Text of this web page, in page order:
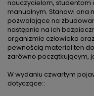
nauczycielom,
manualnym. Stanowi ona
pozwalające na
następnie na ich
organizmie człowieka
pewnością materiał ten
zarówno początkującym,
W wydaniu czwartym
dotyczące::